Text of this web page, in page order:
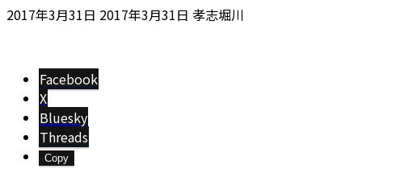
2017年3月31日 最
2017年3月31日 孝志堀川
Facebook
X
Bluesky
Threads
Copy